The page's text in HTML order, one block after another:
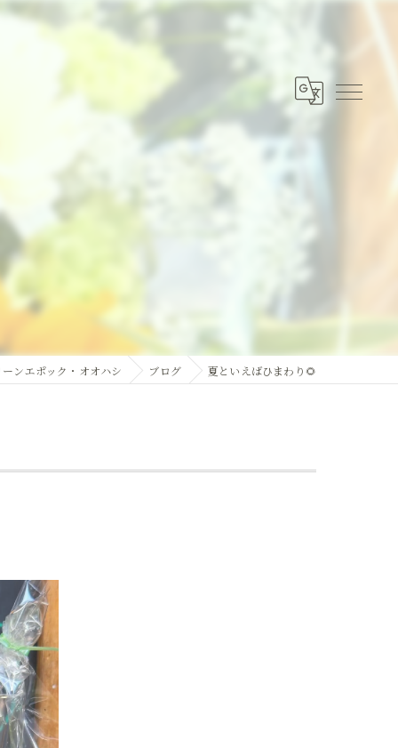
ンエポック・オオハシ ブログ 夏といえばひまわり🌻